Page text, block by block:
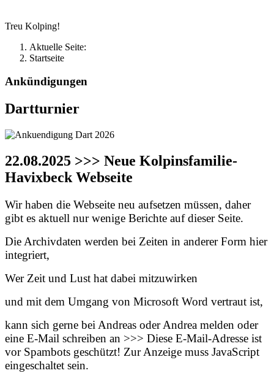
Treu Kolping!
Aktuelle Seite:
Startseite
Ankündigungen
Dartturnier
22.08.2025 >>> Neue Kolpinsfamilie-
Havixbeck Webseite
Wir haben die Webseite neu aufsetzen müssen, daher
gibt es aktuell nur wenige Berichte auf dieser Seite.
Die Archivdaten werden bei Zeiten in anderer Form hier
integriert,
Wer Zeit und Lust hat dabei mitzuwirken
und mit dem Umgang von Microsoft Word vertraut ist,
kann sich gerne bei Andreas oder Andrea melden oder
eine E-Mail schreiben an >>> Diese E-Mail-Adresse ist
vor Spambots geschützt! Zur Anzeige muss JavaScript
eingeschaltet sein.